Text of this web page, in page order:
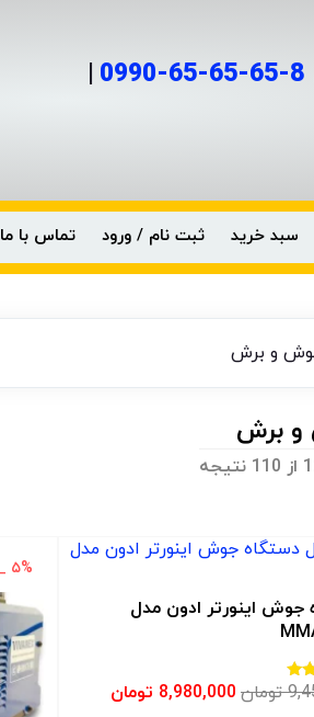
0990-65-65-65-8
|
سبد خرید ثبت نام / ورود تماس با ما
و برش
برش
جوش اینورتر ادون مدل
تومان 8,980,000 تومان
۵% _